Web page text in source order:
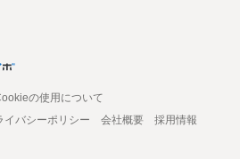
の使用について
イバシーポリシー 会社概要
採用情報